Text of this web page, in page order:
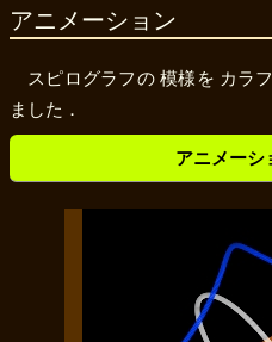
アニメーション
スピログラフの 模様を カラ
ました．
アニメーシ